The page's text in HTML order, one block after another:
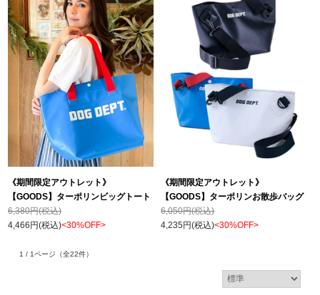
《期間限定アウトレット》
【GOODS】ターポリンビッグトート
6,380円(税込)
4,466円(税込)<30%OFF>
《期間限定アウトレット》
【GOODS】ターポリンお散歩バッグ
6,050円(税込)
4,235円(税込)<30%OFF>
1 / 1ページ （全22件）